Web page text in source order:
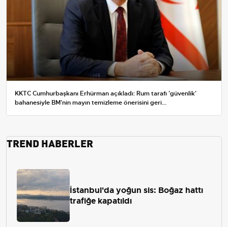
KKTC Cumhurbaşkanı Erhürman açıkladı: Rum tarafı 'güvenlik'
bahanesiyle BM'nin mayın temizleme önerisini geri...
TREND HABERLER
İstanbul'da yoğun sis: Boğaz hattı
trafiğe kapatıldı